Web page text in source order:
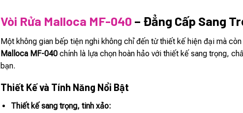
Vòi Rửa Malloca MF-040 – Đẳng Cấp Sang
Một không gian bếp tiện nghi không chỉ đến từ thiết kế hiện đại mà
Malloca MF-040 chính là lựa chọn hoàn hảo với thiết kế sang trọng,
bạn.
Thiết Kế và Tính Năng Nổi Bật
Thiết kế sang trọng, tinh xảo: